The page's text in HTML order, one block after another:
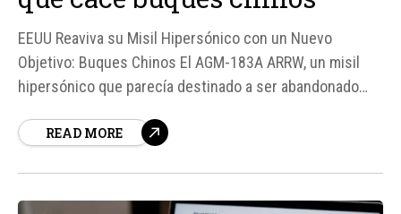
EEUU Reaviva su Misil Hipersónico con un Nuevo
Objetivo: Buques Chinos El AGM-183A ARRW, un misil
hipersónico que parecía destinado a ser abandonado
con un nuevo objetivo: perseguir buques chinos en el
READ MORE